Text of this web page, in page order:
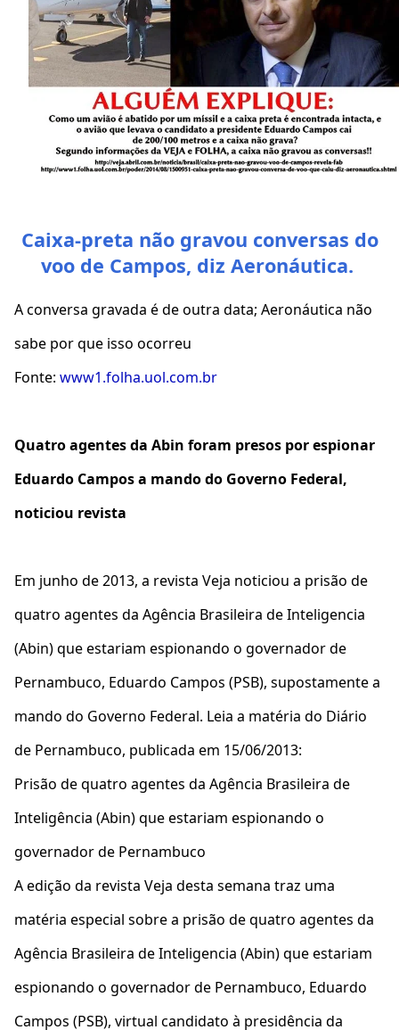
Caixa-preta não gravou conversas do
voo de Campos, diz Aeronáutica.
A conversa gravada é de outra data; Aeronáutica não
sabe por que isso ocorreu
Fonte: www1.folha.uol.com.br
Quatro agentes da Abin foram presos por espionar
Eduardo Campos a mando do Governo Federal,
noticiou revista
Em junho de 2013, a revista Veja noticiou a prisão de
quatro agentes da Agência Brasileira de Inteligencia
(Abin) que estariam espionando o governador de
Pernambuco, Eduardo Campos (PSB), supostamente a
mando do Governo Federal. Leia a matéria do Diário
de Pernambuco, publicada em 15/06/2013:
Prisão de quatro agentes da Agência Brasileira de
Inteligência (Abin) que estariam espionando o
governador de Pernambuco
A edição da revista Veja desta semana traz uma
matéria especial sobre a prisão de quatro agentes da
Agência Brasileira de Inteligencia (Abin) que estariam
espionando o governador de Pernambuco, Eduardo
Campos (PSB), virtual candidato à presidência da